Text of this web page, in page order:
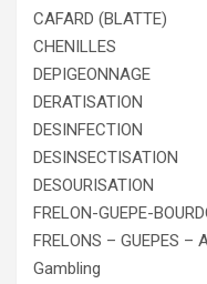
CAFARD (BLATTE)
CHENILLES
DEPIGEONNAGE
DERATISATION
DESINFECTION
DESINSECTISATION
DESOURISATION
FRELON-GUEPE-
FRELONS – GUEPES –
Gambling